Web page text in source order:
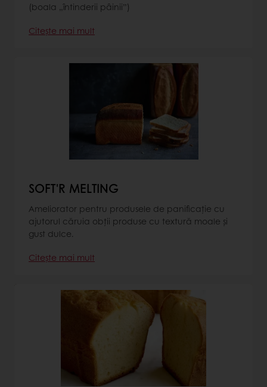
(boala „întinderii pâinii”)
Citește mai mult
SOFT'R MELTING
Ameliorator pentru produsele de panificație cu
ajutorul căruia obții produse cu textură moale și
gust dulce.
Citește mai mult